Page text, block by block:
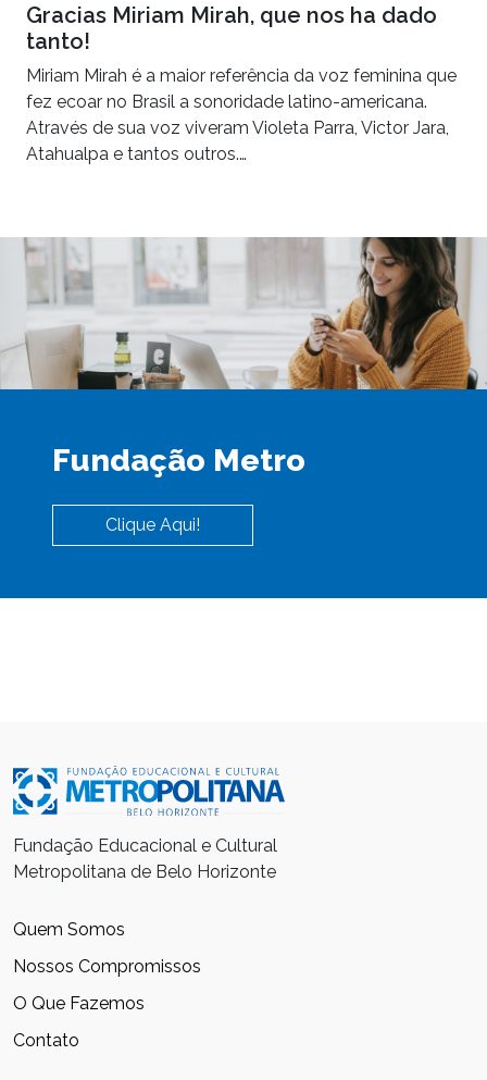
Gracias Miriam Mirah, que nos ha dado
tanto!
Miriam Mirah é a maior referência da voz feminina que
fez ecoar no Brasil a sonoridade latino-americana.
Através de sua voz viveram Violeta Parra, Victor Jara,
Atahualpa e tantos outros.…
Fundação Metro
Clique Aqui!
Fundação Educacional e Cultural
Metropolitana de Belo Horizonte
Quem Somos
Nossos Compromissos
O Que Fazemos
Contato